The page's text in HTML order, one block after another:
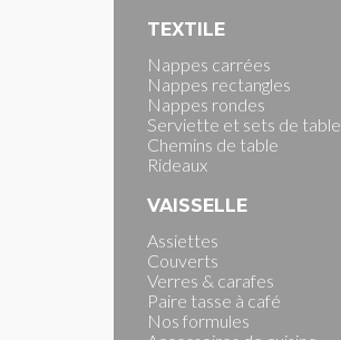
TEXTILE
Nappes carrées
Nappes rectangles
Nappes rondes
Serviette et sets de table
Chemins de table
Rideaux
VAISSELLE
Assiettes
Couverts
Verres & carafes
Paire tasse à café
Nos formules